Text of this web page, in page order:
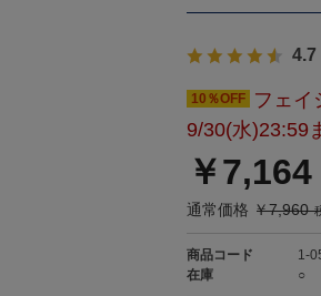
4.7
10％OFF
フェイ
9/30(水)23:59
￥7,164
通常価格 ￥7,960
商品コード
1-
在庫
○